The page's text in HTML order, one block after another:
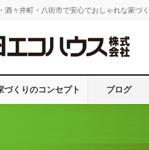
酒々井町・八街市で安心でおしゃれな家づ
づくりのコンセプト ブログ